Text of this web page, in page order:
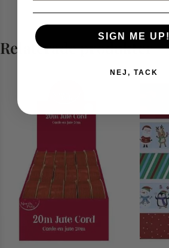
Relaterade produkter
SIGN ME UP!
NEJ, TACK